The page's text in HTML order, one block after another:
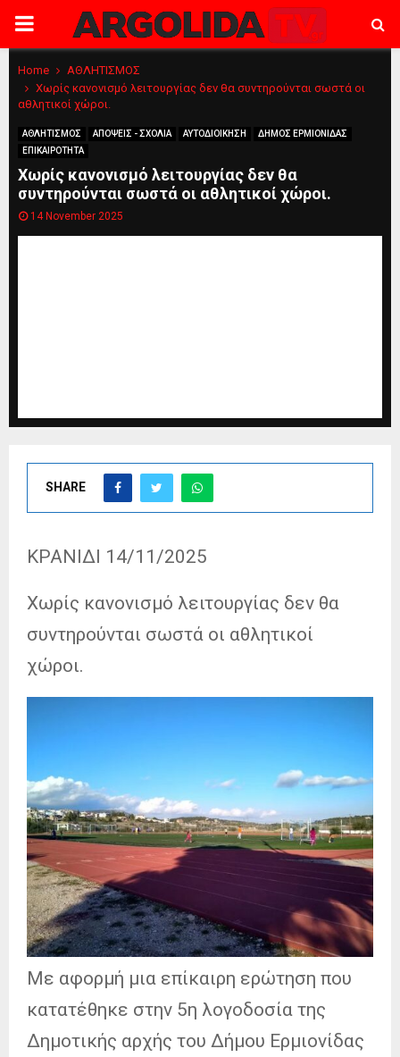
PRIMARY
MENU
Home
ΑΘΛΗΤΙΣΜΟΣ
Χωρίς κανονισμό λειτουργίας δεν θα συντηρούνται σωστά οι
αθλητικοί χώροι.
ΑΘΛΗΤΙΣΜΟΣ ΑΠΟΨΕΙΣ - ΣΧΟΛΙΑ ΑΥΤΟΔΙΟΙΚΗΣΗ
ΔΗΜΟΣ ΕΡΜΙΟΝΙΔΑΣ
ΕΠΙΚΑΙΡΟΤΗΤΑ
Χωρίς κανονισμό λειτουργίας δεν θα
συντηρούνται σωστά οι αθλητικοί χώροι.
14 November 2025
SHARE
KΡΑΝΙΔΙ 14/11/2025
Χωρίς κανονισμό λειτουργίας δεν θα
συντηρούνται σωστά οι αθλητικοί
χώροι.
Με αφορμή μια επίκαιρη ερώτηση που
κατατέθηκε στην 5η λογοδοσία της
Δημοτικής αρχής του Δήμου Ερμιονίδας